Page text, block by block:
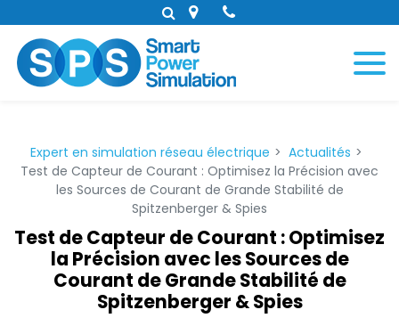
Expert en simulation réseau électrique
Actualités
Test de Capteur de Courant : Optimisez la Précision avec
les Sources de Courant de Grande Stabilité de
Spitzenberger & Spies
Test de Capteur de Courant : Optimisez
la Précision avec les Sources de
Courant de Grande Stabilité de
Spitzenberger & Spies
Panneau de gestion des cookies